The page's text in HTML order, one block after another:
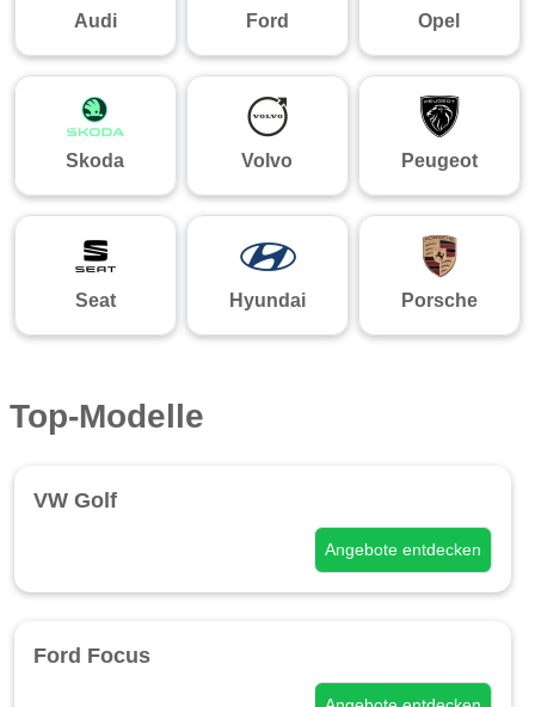
Audi Ford Opel
Skoda Volvo Peugeot
Seat Hyundai Porsche
Top-Modelle
VW Golf
Angebote entdecken
Ford Focus